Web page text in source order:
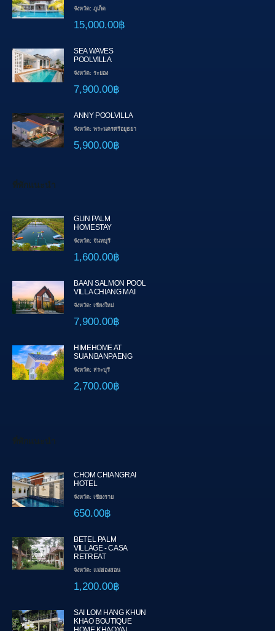
จังหวัด: ภูเก็ต
15,000.00฿
SEA WAVES
POOLVILLA
จังหวัด: ระยอง
7,900.00฿
ANNY POOLVILLA
จังหวัด: พระนครศรีอยุธยา
5,900.00฿
ที่พักแนะนำ
GLIN PALM
HOMESTAY
จังหวัด: จันทบุรี
1,600.00฿
BAAN SALMON POOL
VILLA CHIANG MAI
จังหวัด: เชียงใหม่
7,900.00฿
HIMEHOME AT
SUANBANPAENG
จังหวัด: สระบุรี
2,700.00฿
ที่พักแนะนำ
CHOM CHIANGRAI
HOTEL
จังหวัด: เชียงราย
650.00฿
BETEL PALM
VILLAGE - CASA
RETREAT
จังหวัด: แม่ฮ่องสอน
1,200.00฿
SAI LOM HANG KHUN
KHAO BOUTIQUE